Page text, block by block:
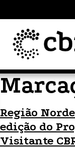
Região
edição do
Visitante